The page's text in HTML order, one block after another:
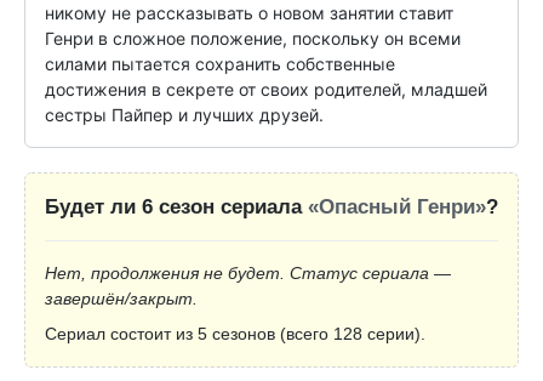
никому не рассказывать о новом занятии ставит
Генри в сложное положение, поскольку он всеми
силами пытается сохранить собственные
достижения в секрете от своих родителей, младшей
сестры Пайпер и лучших друзей.
Будет ли 6 сезон сериала «Опасный Генри»?
Нет, продолжения не будет. Статус сериала —
завершён/закрыт.
Сериал состоит из 5 сезонов (всего 128 серии).